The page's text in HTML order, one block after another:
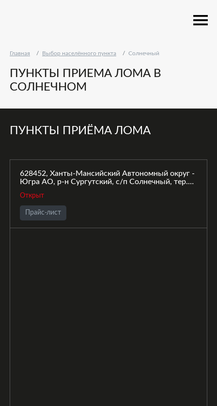
Главная Выбор населённого пункта Солнечный
ПУНКТЫ ПРИЕМА ЛОМА В
СОЛНЕЧНОМ
ПУНКТЫ ПРИЁМА ЛОМА
628452, Ханты-Мансийский Автономный округ -
Югра АО, р-н Сургутский, с/п Солнечный, тер.
Открыт
Прайс-лист